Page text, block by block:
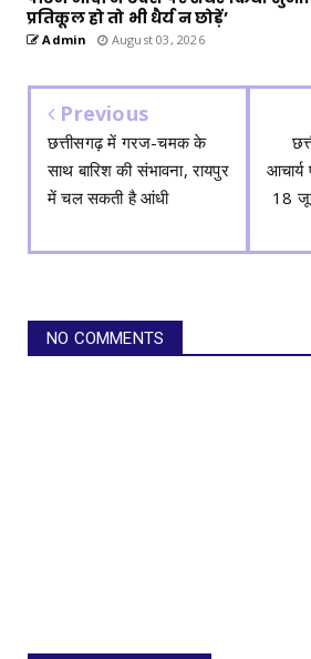
प्रतिकूल हो तो भी धैर्य न छोड़ें’
Admin August 03, 2026
Previous
छत्तीसगढ़ में गरज-चमक के
साथ बारिश की संभावना, रायपुर
में चल सकती है आंधी
आचार्य
18
NO COMMENTS